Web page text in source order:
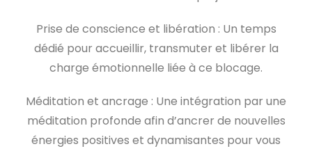
Prise de conscience et libération : Un temps
dédié pour accueillir, transmuter et libérer la
charge émotionnelle liée à ce blocage.
Méditation et ancrage : Une intégration par une
méditation profonde afin d’ancrer de nouvelles
énergies positives et dynamisantes pour vous